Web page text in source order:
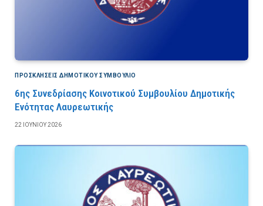
ΠΡΟΣΚΛΉΣΕΙΣ ΔΗΜΟΤΙΚΟΎ ΣΥΜΒΟΎΛΙΟ
6ης Συνεδρίασης Κοινοτικού Συμβουλίου Δημοτικής
Ενότητας Λαυρεωτικής
22 ΙΟΥΝΊΟΥ 2026